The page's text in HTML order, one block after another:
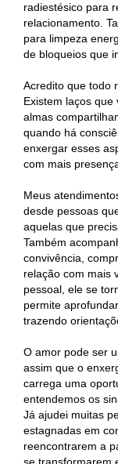
radiestésico para
relacionamento.
para limpeza
de bloqueios que
Acredito que todo
Existem laços
almas
quando há
enxergar esses
com mais
Meus
desde pessoas
aquelas que
Também
convivência,
relação com mais
pessoal, ele se
permite
trazendo
O amor pode ser
assim que o
carrega uma
entendemos os
Já ajudei muitas
estagnadas em
reencontrarem a